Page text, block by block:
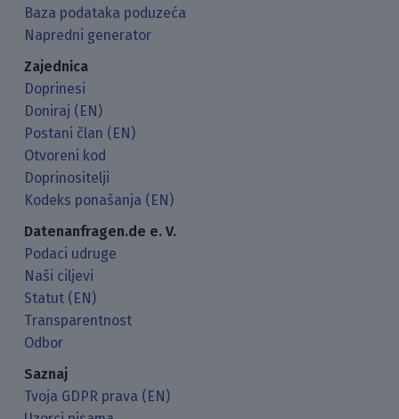
Baza podataka poduzeća
Napredni generator
Zajednica
Doprinesi
Doniraj (EN)
Postani član (EN)
Otvoreni kod
Doprinositelji
Kodeks ponašanja (EN)
Datenanfragen.de e. V.
Podaci udruge
Naši ciljevi
Statut (EN)
Transparentnost
Odbor
Saznaj
Tvoja GDPR prava (EN)